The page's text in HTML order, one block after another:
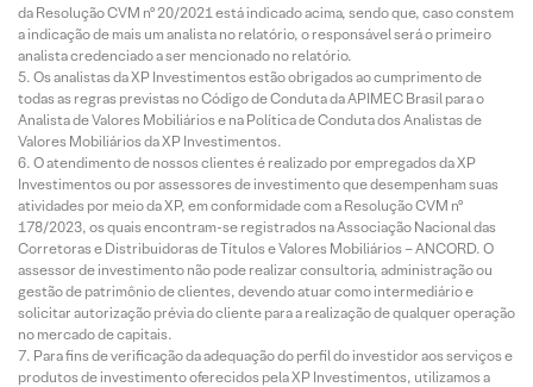
da Resolução CVM nº 20/2021 está indicado acima, sendo que, caso constem
a indicação de mais um analista no relatório, o responsável será o primeiro
analista credenciado a ser mencionado no relatório.
Os analistas da XP Investimentos estão obrigados ao cumprimento de
todas as regras previstas no Código de Conduta da APIMEC Brasil para o
Analista de Valores Mobiliários e na Política de Conduta dos Analistas de
Valores Mobiliários da XP Investimentos.
O atendimento de nossos clientes é realizado por empregados da XP
Investimentos ou por assessores de investimento que desempenham suas
atividades por meio da XP, em conformidade com a Resolução CVM nº
178/2023, os quais encontram-se registrados na Associação Nacional das
Corretoras e Distribuidoras de Títulos e Valores Mobiliários – ANCORD. O
assessor de investimento não pode realizar consultoria, administração ou
gestão de patrimônio de clientes, devendo atuar como intermediário e
solicitar autorização prévia do cliente para a realização de qualquer operação
no mercado de capitais.
Para fins de verificação da adequação do perfil do investidor aos serviços e
produtos de investimento oferecidos pela XP Investimentos, utilizamos a